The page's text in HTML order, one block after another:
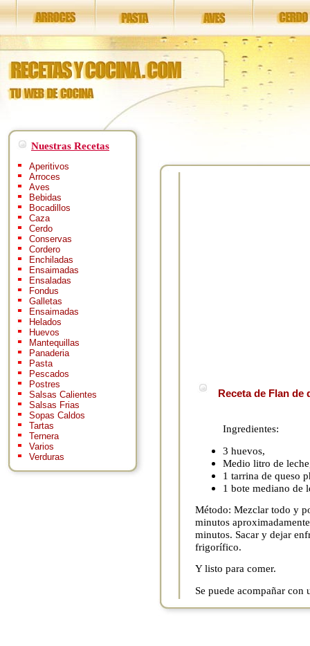
Nuestras Recetas
Aperitivos
Arroces
Aves
Bebidas
Bocadillos
Caza
Cerdo
Conservas
Cordero
Enchiladas
Ensaimadas
Ensaladas
Fondus
Galletas
Ensaimadas
Helados
Huevos
Mantequillas
Panaderia
Pasta
Pescados
Postres
Salsas Calientes
Salsas Frias
Sopas Caldos
Tartas
Ternera
Varios
Verduras
Receta de Flan de
Ingredientes:
3 huevos,
Medio litro de
1 tarrina de queso
1 bote mediano de
Método: Mezclar todo y
minutos
minutos. Sacar y dejar
frigorífico.
Y listo para comer.
Se puede acompañar con